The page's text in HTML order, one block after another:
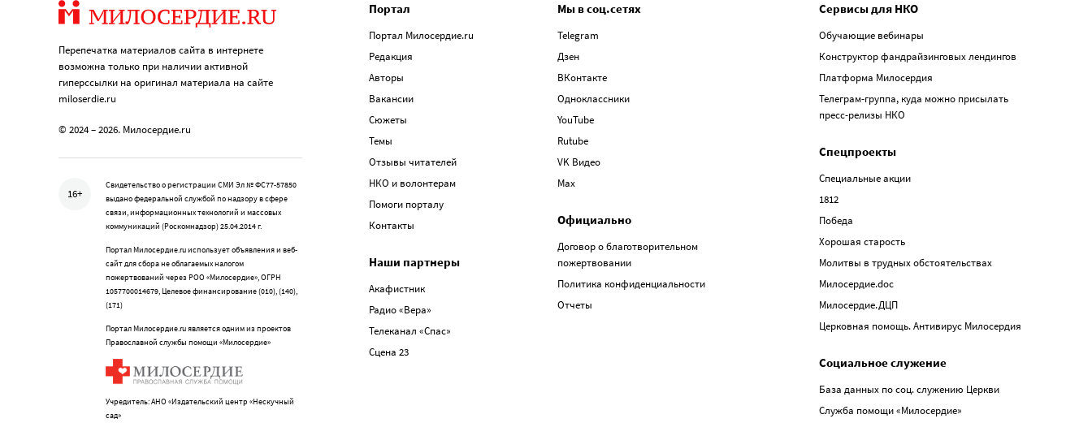
Перепечатка материалов сайта в интернете
возможна только при наличии активной
гиперссылки на оригинал материала на сайте
miloserdie.ru
© 2024 – 2026. Милосердие.ru
16+
Свидетельство о регистрации СМИ Эл № ФС77-57850
выдано федеральной службой по надзору в сфере
связи, информационных технологий и массовых
коммуникаций (Роскомнадзор) 25.04.2014 г.
Портал Милосердие.ru использует объявления и веб-
сайт для сбора не облагаемых налогом
пожертвований через РОО «Милосердие», ОГРН
1057700014679, Целевое финансирование (010), (140),
(171)
Портал Милосердие.ru является одним из проектов
Православной службы помощи «Милосердие»
Учредитель: АНО «Издательский центр «Нескучный
сад»
Портал
Портал Милосердие.ru
Редакция
Авторы
Вакансии
Сюжеты
Темы
Отзывы читателей
НКО и волонтерам
Помоги порталу
Контакты
Наши партнеры
Акафистник
Радио «Вера»
Телеканал «Спас»
Сцена 23
Мы в соц.сетях
Telegram
Дзен
ВКонтакте
Одноклассники
YouTube
Rutube
VK Видео
Max
Официально
Договор о благотворительном
пожертвовании
Политика конфиденциальности
Отчеты
Сервисы для НКО
Обучающие вебинары
Конструктор фандрайзинговых лендингов
Платформа Милосердия
Телеграм-группа, куда можно присылать
пресс-релизы НКО
Спецпроекты
Специальные акции
1812
Победа
Хорошая старость
Молитвы в трудных обстоятельствах
Милосердие.doc
Милосердие.ДЦП
Церковная помощь. Антивирус Милосердия
Социальное служение
База данных по соц. служению Церкви
Служба помощи «Милосердие»